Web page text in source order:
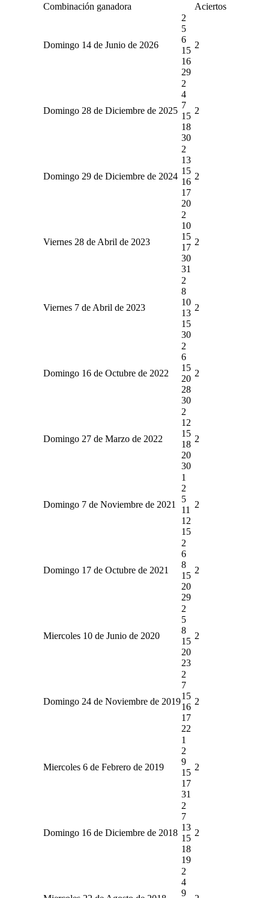
Combinación ganadora Aciertos
Domingo 14 de Junio de 2026
2
5
6
15
16
29
2
Domingo 28 de Diciembre de 2025
2
4
7
15
18
30
2
Domingo 29 de Diciembre de 2024
2
13
15
16
17
20
2
Viernes 28 de Abril de 2023
2
10
15
17
30
31
2
Viernes 7 de Abril de 2023
2
8
10
13
15
30
2
Domingo 16 de Octubre de 2022
2
6
15
20
28
30
2
Domingo 27 de Marzo de 2022
2
12
15
18
20
30
2
Domingo 7 de Noviembre de 2021
1
2
5
11
12
15
2
Domingo 17 de Octubre de 2021
2
6
8
15
20
29
2
Miercoles 10 de Junio de 2020
2
5
8
15
20
23
2
Domingo 24 de Noviembre de 2019
2
7
15
16
17
22
2
Miercoles 6 de Febrero de 2019
1
2
9
15
17
31
2
Domingo 16 de Diciembre de 2018
2
7
13
15
18
19
2
2
4
9